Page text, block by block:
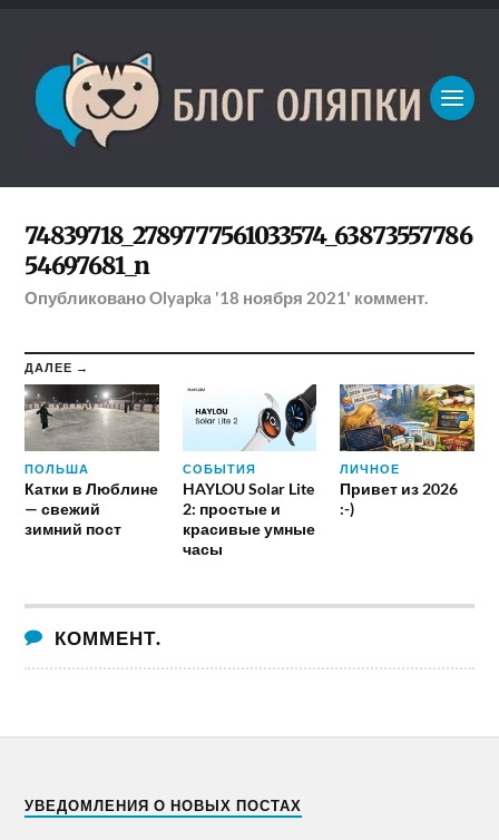
74839718_2789777561033574_63873557786
54697681_n
ОпубликованоOlyapka '18 ноября 2021' коммент.
ДАЛЕЕ →
ПОЛЬША
Катки в Люблине
— свежий
зимний пост
СОБЫТИЯ
HAYLOU Solar Lite
2: простые и
красивые умные
часы
ЛИЧНОЕ
Привет из 2026
:-)
КОММЕНТ.
УВЕДОМЛЕНИЯ О НОВЫХ ПОСТАХ